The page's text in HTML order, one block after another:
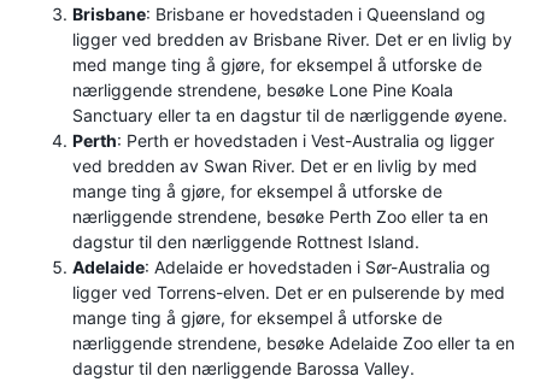
Brisbane: Brisbane er hovedstaden i Queensland og
ligger ved bredden av Brisbane River. Det er en livlig by
med mange ting å gjøre, for eksempel å utforske de
nærliggende strendene, besøke Lone Pine Koala
Sanctuary eller ta en dagstur til de nærliggende øyene.
Perth: Perth er hovedstaden i Vest-Australia og ligger
ved bredden av Swan River. Det er en livlig by med
mange ting å gjøre, for eksempel å utforske de
nærliggende strendene, besøke Perth Zoo eller ta en
dagstur til den nærliggende Rottnest Island.
Adelaide: Adelaide er hovedstaden i Sør-Australia og
ligger ved Torrens-elven. Det er en pulserende by med
mange ting å gjøre, for eksempel å utforske de
nærliggende strendene, besøke Adelaide Zoo eller ta en
dagstur til den nærliggende Barossa Valley.